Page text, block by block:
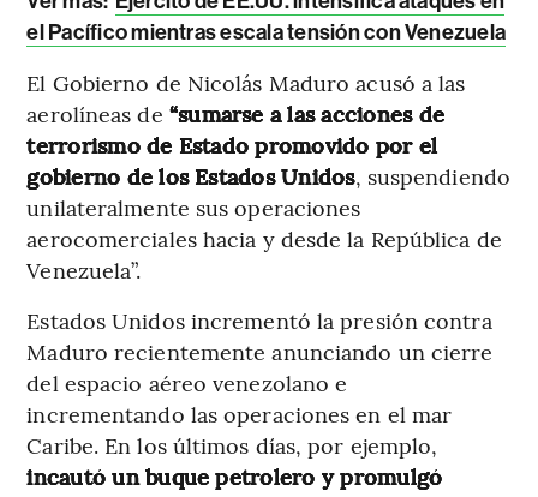
el Pacífico mientras escala tensión con Venezuela
El Gobierno de Nicolás Maduro acusó a las
aerolíneas de “sumarse a las acciones de
terrorismo de Estado promovido por el
gobierno de los Estados Unidos, suspendiendo
unilateralmente sus operaciones
aerocomerciales hacia y desde la República de
Venezuela”.
Estados Unidos incrementó la presión contra
Maduro recientemente anunciando un cierre
del espacio aéreo venezolano e
incrementando las operaciones en el mar
Caribe. En los últimos días, por ejemplo,
incautó un buque petrolero y promulgó